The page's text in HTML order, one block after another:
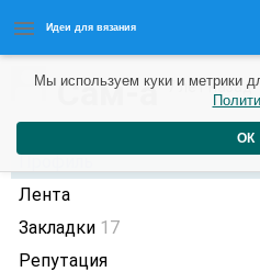
Идеи для вязания
Сам-а7 лет назад
Профиль
Лента
Закладки 17
Репутация
Мы используем куки и метрики
ОК